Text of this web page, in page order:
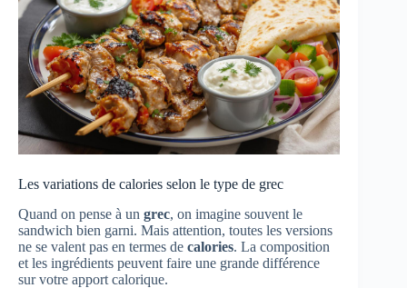
Les variations de calories selon le type de grec
Quand on pense à un grec, on imagine souvent le
sandwich bien garni. Mais attention, toutes les versions
ne se valent pas en termes de calories. La composition
et les ingrédients peuvent faire une grande différence
sur votre apport calorique.